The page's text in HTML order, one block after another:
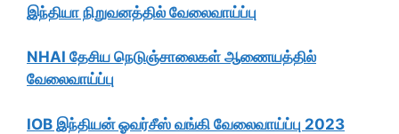
இந்தியா நிறுவனத்தில் வேலைவாய்ப்பு
NHAI தேசிய நெடுஞ்சாலைகள் ஆணையத்தில்
வேலைவாய்ப்பு
IOB இந்தியன் ஓவர்சீஸ் வங்கி வேலைவாய்ப்பு 2023